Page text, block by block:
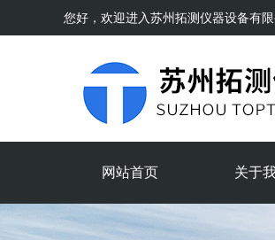
您好，欢迎进入苏州拓测仪器设备有限
网站首页 关于